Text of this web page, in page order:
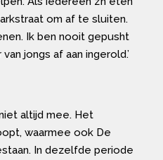
om af te sluiten.
Ik ben nooit gepusht
jongs af aan ingerold.’
altijd mee. Het
waarmee ook De
In dezelfde periode